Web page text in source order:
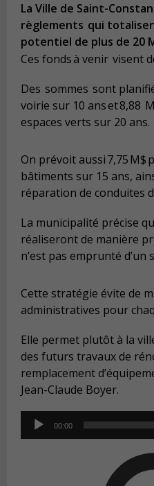
La Ville de Saint-
règlements qui
potentiel de plus de 20
Ces fonds à venir visent
Des sommes sont
voirie sur 10 ans et 8,88
espaces verts sur 20 ans.
On prévoit aussi 7,75
bâtiments sur 15 ans,
réparation de conduites
La municipalité précise
réaliseront de manière
n’est pas emprunté d’un
Cette stratégie évite de
administratives pour
Elle permet plutôt à la
des futurs travaux de
remplacement
Jean-Claude Boyer.
Audio
Player
00:00